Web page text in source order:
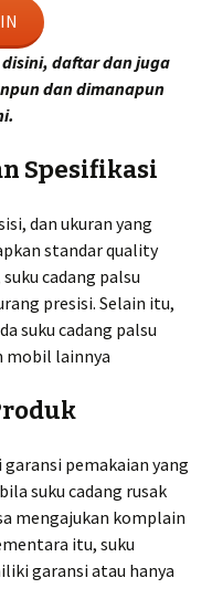
disini, daftar dan juga
dan dimanapun
Spesifikasi
dan ukuran yang
standar quality
cadang palsu
presisi. Selain itu,
suku cadang palsu
mobil lainnya
pemakaian yang
suku cadang rusak
mengajukan komplain
itu, suku
garansi atau hanya